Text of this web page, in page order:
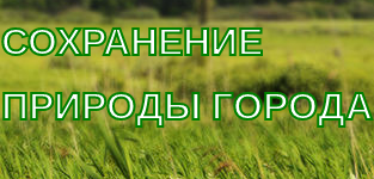
СОХРАНЕНИЕ
ПРИРОДЫ ГОРОДА